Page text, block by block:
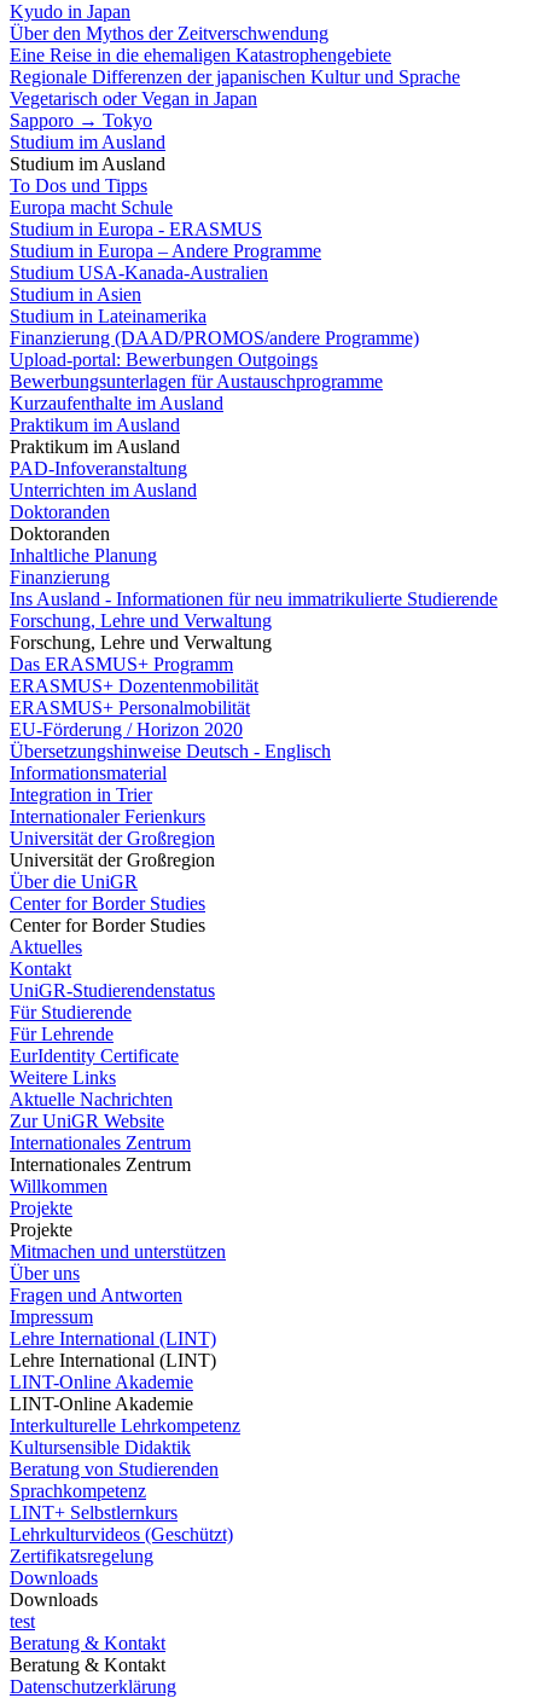
Kyudo in Japan
Über den Mythos der Zeitverschwendung
Eine Reise in die ehemaligen Katastrophengebiete
Regionale Differenzen der japanischen Kultur und Sprache
Vegetarisch oder Vegan in Japan
Sapporo → Tokyo
Studium im Ausland
Studium im Ausland
To Dos und Tipps
Europa macht Schule
Studium in Europa - ERASMUS
Studium in Europa – Andere Programme
Studium USA-Kanada-Australien
Studium in Asien
Studium in Lateinamerika
Finanzierung (DAAD/PROMOS/andere Programme)
Upload-portal: Bewerbungen Outgoings
Bewerbungsunterlagen für Austauschprogramme
Kurzaufenthalte im Ausland
Praktikum im Ausland
Praktikum im Ausland
PAD-Infoveranstaltung
Unterrichten im Ausland
Doktoranden
Doktoranden
Inhaltliche Planung
Finanzierung
Ins Ausland - Informationen für neu immatrikulierte Studierende
Forschung, Lehre und Verwaltung
Forschung, Lehre und Verwaltung
Das ERASMUS+ Programm
ERASMUS+ Dozentenmobilität
ERASMUS+ Personalmobilität
EU-Förderung / Horizon 2020
Übersetzungshinweise Deutsch - Englisch
Informationsmaterial
Integration in Trier
Internationaler Ferienkurs
Universität der Großregion
Universität der Großregion
Über die UniGR
Center for Border Studies
Center for Border Studies
Aktuelles
Kontakt
UniGR-Studierendenstatus
Für Studierende
Für Lehrende
EurIdentity Certificate
Weitere Links
Aktuelle Nachrichten
Zur UniGR Website
Internationales Zentrum
Internationales Zentrum
Willkommen
Projekte
Projekte
Mitmachen und unterstützen
Über uns
Fragen und Antworten
Impressum
Lehre International (LINT)
Lehre International (LINT)
LINT-Online Akademie
LINT-Online Akademie
Interkulturelle Lehrkompetenz
Kultursensible Didaktik
Beratung von Studierenden
Sprachkompetenz
LINT+ Selbstlernkurs
Lehrkulturvideos (Geschützt)
Zertifikatsregelung
Downloads
Downloads
test
Beratung & Kontakt
Beratung & Kontakt
Datenschutzerklärung